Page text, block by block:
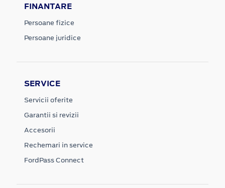
FINANTARE
Persoane fizice
Persoane juridice
SERVICE
Servicii oferite
Garantii si revizii
Accesorii
Rechemari in service
FordPass Connect